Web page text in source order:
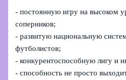
- постоянную игру на высоком
соперников;
- развитую национальную
футболистов;
- конкурентоспособную лигу и
- способность не просто